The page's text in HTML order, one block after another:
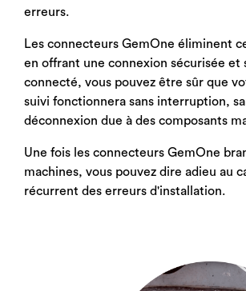
erreurs.
Les connecteurs GemOne éliminent
en offrant une connexion sécurisée et
connecté, vous pouvez être sûr que
suivi fonctionnera sans interruption,
déconnexion due à des composants
Une fois les connecteurs GemOne
machines, vous pouvez dire adieu au
récurrent des erreurs d'installation.